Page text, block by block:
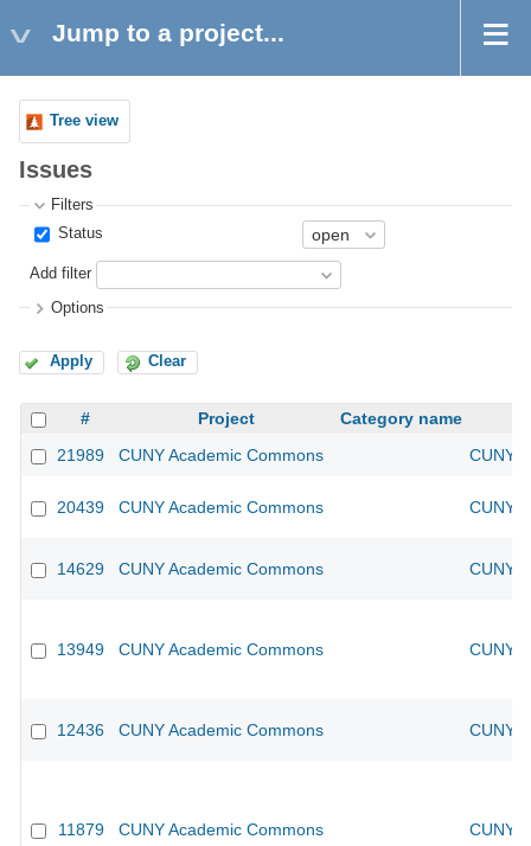
Jump to a project...
Tree view
Issues
Filters
Status
Add filter
Options
Apply Clear
# Project
Category name
21989
CUNY Academic Commons CUNY
20439 CUNY Academic Commons CUNY
14629 CUNY Academic Commons CUNY
13949 CUNY Academic Commons CUNY
12436 CUNY Academic Commons CUNY
11879 CUNY Academic Commons CUNY